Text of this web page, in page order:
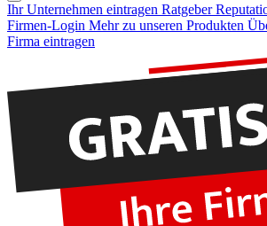
Ihr Unternehmen eintragen Ratgeber
Firmen-Login Mehr zu unseren Produkten
Firma eintragen